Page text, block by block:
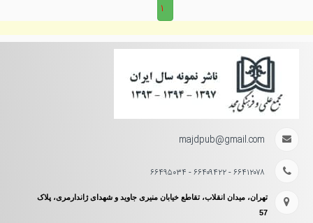
۱
majdpub@gmail.com
۶۶۴۱۲۰۷۸ - ۶۶۴۰۹۴۲۲ - ۶۶۴۹۵۰۳۴
تهران، میدان انقلاب، تقاطع خیابان منیری جاوید و شهدای ژاندارمری، پلاک
57